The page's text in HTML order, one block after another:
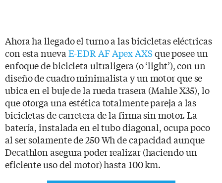
Ahora ha llegado el turno a las bicicletas eléctricas
con esta nueva E-EDR AF Apex AXSque posee un
enfoque de bicicleta ultraligera (o ‘light’), con un
diseño de cuadro minimalista y un motor que se
ubica en el buje de la rueda trasera (Mahle X35), lo
que otorga una estética totalmente pareja a las
bicicletas de carretera de la firma sin motor. La
batería, instalada en el tubo diagonal, ocupa poco
al ser solamente de 250 Wh de capacidad aunque
Decathlon asegura poder realizar (haciendo un
eficiente uso del motor) hasta 100 km.